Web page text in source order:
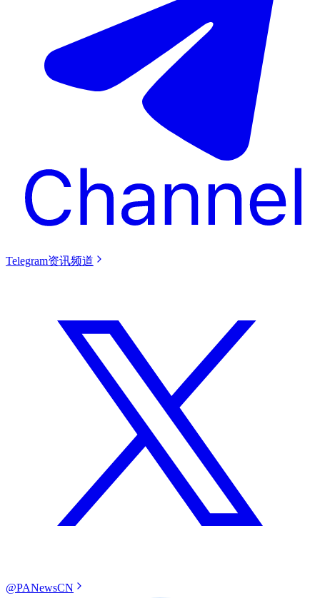
Telegram资讯频道
@PANewsCN